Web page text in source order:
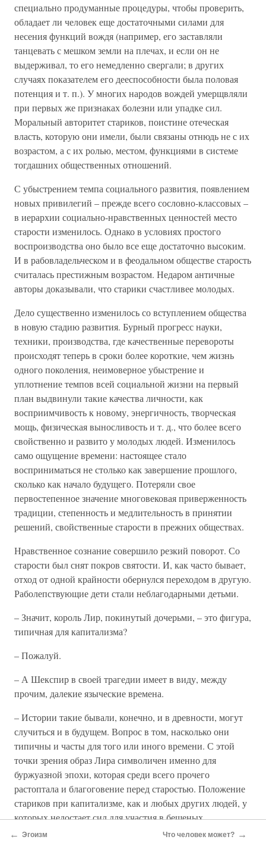
специально продуманные процедуры, чтобы проверить,
обладает ли человек еще достаточными силами для
несения функций вождя (например, его заставляли
танцевать с мешком земли на плечах, и если он не
выдерживал, то его немедленно свергали; в других
случаях показателем его дееспособности была половая
потенция и т. п.). У многих народов вождей умерщвляли
при первых же признаках болезни или упадке сил.
Моральный авторитет стариков, поистине отеческая
власть, которую они имели, были связаны отнюдь не с их
возрастом, а с их ролью, местом, функциями в системе
тогдашних общественных отношений.
С убыстрением темпа социального развития, появлением
новых привилегий – прежде всего сословно-классовых –
в иерархии социально-нравственных ценностей место
старости изменилось. Однако в условиях простого
воспроизводства оно было все еще достаточно высоким.
И в рабовладельческом и в феодальном обществе старость
считалась престижным возрастом. Недаром античные
авторы доказывали, что старики счастливее молодых.
Дело существенно изменилось со вступлением общества
в новую стадию развития. Бурный прогресс науки,
техники, производства, где качественные перевороты
происходят теперь в сроки более короткие, чем жизнь
одного поколения, неимоверное убыстрение и
уплотнение темпов всей социальной жизни на первый
план выдвинули такие качества личности, как
восприимчивость к новому, энергичность, творческая
мощь, физическая выносливость и т. д., что более всего
свойственно и развито у молодых людей. Изменилось
само ощущение времени: настоящее стало
восприниматься не столько как завершение прошлого,
сколько как начало будущего. Потеряли свое
первостепенное значение многовековая приверженность
традиции, степенность и медлительность в принятии
решений, свойственные старости в прежних обществах.
Нравственное сознание совершило резкий поворот. Со
старости был снят покров святости. И, как часто бывает,
отход от одной крайности обернулся переходом в другую.
Раболепствующие дети стали неблагодарными детьми.
– Значит, король Лир, покинутый дочерьми, – это фигура,
типичная для капитализма?
– Пожалуй.
– А Шекспир в своей трагедии имеет в виду, между
прочим, далекие языческие времена.
– Истории такие бывали, конечно, и в древности, могут
случиться и в будущем. Вопрос в том, насколько они
типичны и часты для того или иного времени. С этой
точки зрения образ Лира символичен именно для
буржуазной эпохи, которая среди всего прочего
растоптала и благоговение перед старостью. Положение
стариков при капитализме, как и любых других людей, у
которых недостает сил для участия в бешеных
жизненных гонках, является жалким. Отношение к
← Эгоизм Что человек может? →